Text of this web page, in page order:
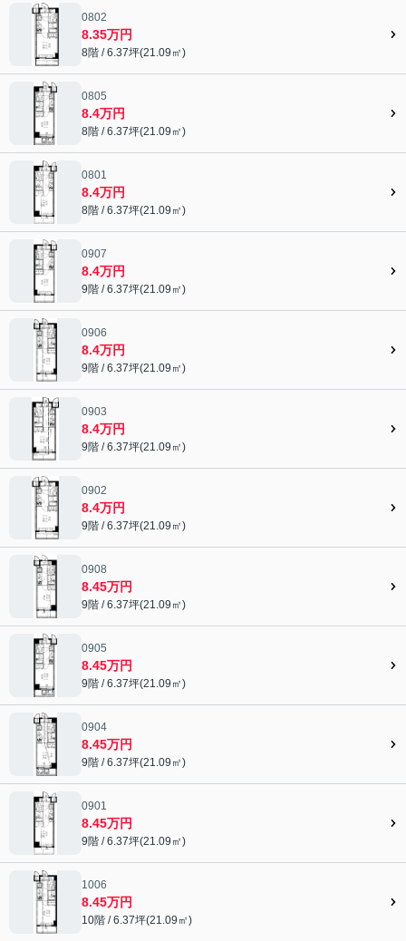
0802
8.35万円
8階 / 6.37坪(21.09㎡)
0805
8.4万円
8階 / 6.37坪(21.09㎡)
0801
8.4万円
8階 / 6.37坪(21.09㎡)
0907
8.4万円
9階 / 6.37坪(21.09㎡)
0906
8.4万円
9階 / 6.37坪(21.09㎡)
0903
8.4万円
9階 / 6.37坪(21.09㎡)
0902
8.4万円
9階 / 6.37坪(21.09㎡)
0908
8.45万円
9階 / 6.37坪(21.09㎡)
0905
8.45万円
9階 / 6.37坪(21.09㎡)
0904
8.45万円
9階 / 6.37坪(21.09㎡)
0901
8.45万円
9階 / 6.37坪(21.09㎡)
1006
8.45万円
10階 / 6.37坪(21.09㎡)